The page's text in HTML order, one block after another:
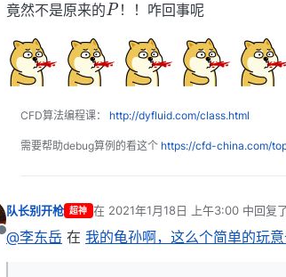
竟然不是原来的 ！！咋回事呢
CFD算法编程课： http://dyfluid.com/class.html
需要帮助debug算例的看这个 https://cfd-china.com/
离线
队长别开枪 超神 在 2021年1月18日 上午3:00中回复
最后由 编辑
@李东岳 在 我的龟孙啊，这么个简单的玩